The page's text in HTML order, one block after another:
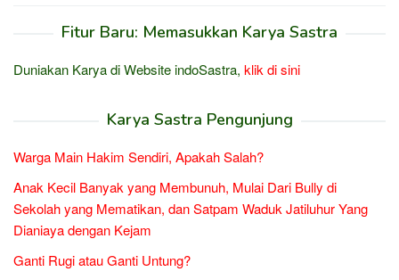
Fitur Baru: Memasukkan Karya Sastra
Duniakan Karya di Website indoSastra, klik di sini
Karya Sastra Pengunjung
Warga Main Hakim Sendiri, Apakah Salah?
Anak Kecil Banyak yang Membunuh, Mulai Dari Bully di
Sekolah yang Mematikan, dan Satpam Waduk Jatiluhur Yang
Dianiaya dengan Kejam
Ganti Rugi atau Ganti Untung?